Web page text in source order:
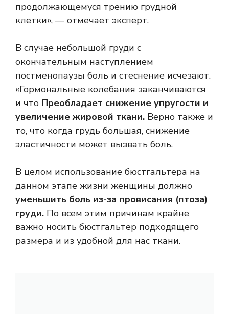
продолжающемуся трению грудной
клетки», — отмечает эксперт.
В случае небольшой груди с
окончательным наступлением
постменопаузы боль и стеснение исчезают.
«Гормональные колебания заканчиваются
и что Преобладает снижение упругости и
увеличение жировой ткани. Верно также и
то, что когда грудь большая, снижение
эластичности может вызвать боль.
В целом использование бюстгальтера на
данном этапе жизни женщины должно
уменьшить боль из-за провисания (птоза)
груди. По всем этим причинам крайне
важно носить бюстгальтер подходящего
размера и из удобной для нас ткани.